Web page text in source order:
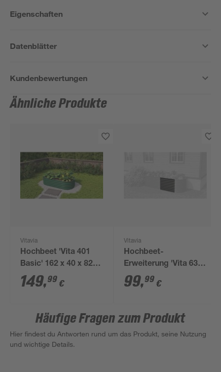
Eigenschaften
Datenblätter
Kundenbewertungen
Ähnliche Produkte
Vitavia
Hochbeet 'Vita 401
Basic' 162 x 40 x 82
cm grün
149,99 €
Vitavia
Hochbeet-
Erweiterung 'Vita 630
Stretched' 80 x 63 cm
schwarz
99,99 €
Häufige Fragen zum Produkt
Hier findest du Antworten rund um das Produkt, seine Nutzung
und wichtige Details.